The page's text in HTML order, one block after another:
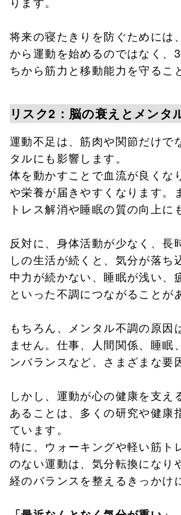
将来の寝たきりを防ぐためには
から運動を始めるのではなく、
ちから筋力と移動能力を守るこ
リスク2：脳の衰えとメンタ
運動不足は、筋肉や関節だけで
タルにも影響します。
体を動かすことで血流が良くな
や栄養が届きやすくなります。
トレス解消や睡眠の質の向上に
反対に、身体活動が少なく、長
しの生活が続くと、気分が落ち
中力が続かない、睡眠が浅い、
といった不調につながることが
もちろん、メンタル不調の原因
ません。仕事、人間関係、睡眠
ンバランスなど、さまざまな要
しかし、運動が心の健康を支え
あることは、多くの研究や健康
ています。
特に、ウォーキングや軽い筋ト
のない運動は、気分転換になり
経のバランスを整えるきっかけ